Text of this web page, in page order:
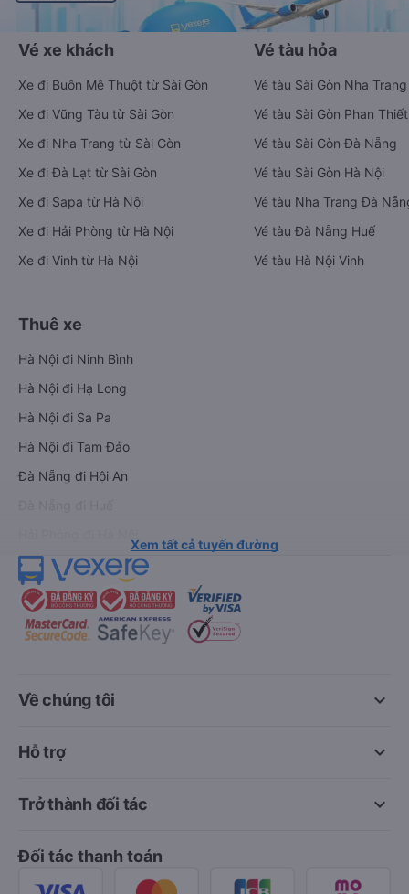
Vé xe khách
Xe đi Buôn Mê Thuột từ Sài Gòn
Xe đi Vũng Tàu từ Sài Gòn
Xe đi Nha Trang từ Sài Gòn
Xe đi Đà Lạt từ Sài Gòn
Xe đi Sapa từ Hà Nội
Xe đi Hải Phòng từ Hà Nội
Xe đi Vinh từ Hà Nội
Vé tàu hỏa
Vé tàu Sài Gòn Nha Trang
Vé tàu Sài Gòn Phan Thiết
Vé tàu Sài Gòn Đà Nẵng
Vé tàu Sài Gòn Hà Nội
Vé tàu Nha Trang Đà
Vé tàu Đà Nẵng Huế
Vé tàu Hà Nội Vinh
Thuê xe
Hà Nội đi Ninh Bình
Hà Nội đi Hạ Long
Hà Nội đi Sa Pa
Hà Nội đi Tam Đảo
Đà Nẵng đi Hội An
Xem tất cả tuyến đường
keyboard_arrow_down
Về chúng tôi
keyboard_arrow_down
Hỗ trợ
keyboard_arrow_down
Trở thành đối tác
Đối tác thanh toán